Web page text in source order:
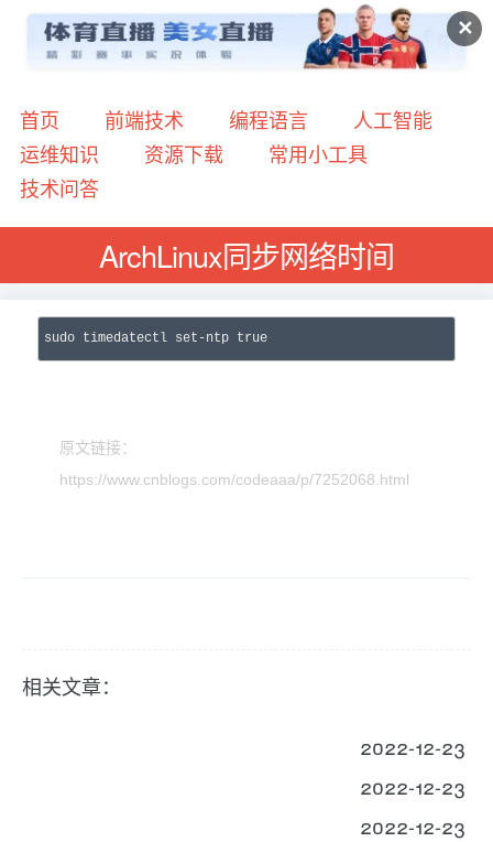
✕
首页 前端技术 编程语言
人工智能
运维知识
资源下载
常用小工具
技术问答
ArchLinux同步网络时间
sudo timedatectl set-ntp true
原文链接：
https://www.cnblogs.com/codeaaa/p/7252068.html
相关文章：
2022-12-23
2022-12-23
2022-12-23